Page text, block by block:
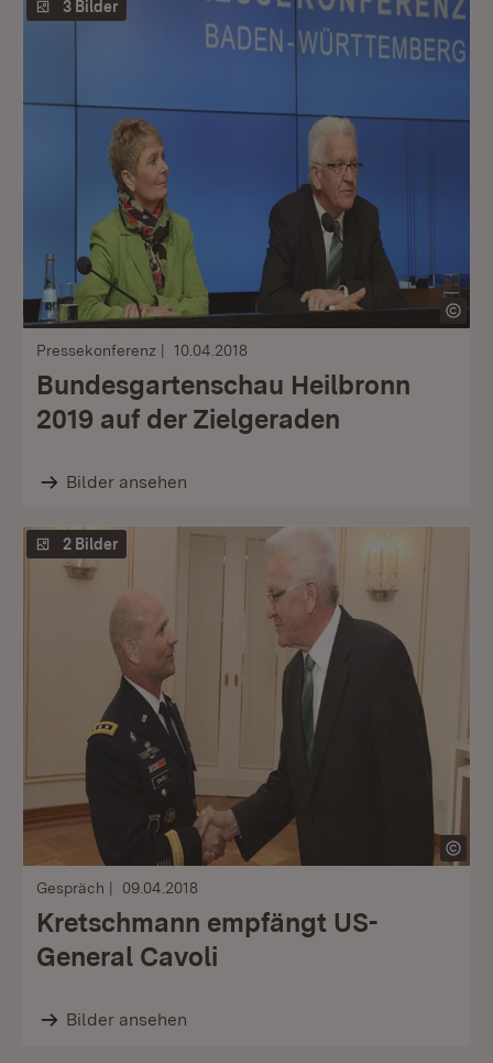
3 Bilder
Pressekonferenz 10.04.2018
Bundesgartenschau Heilbronn
2019 auf der Zielgeraden
Bilder ansehen
2 Bilder
Gespräch 09.04.2018
Kretschmann empfängt US-
General Cavoli
Bilder ansehen